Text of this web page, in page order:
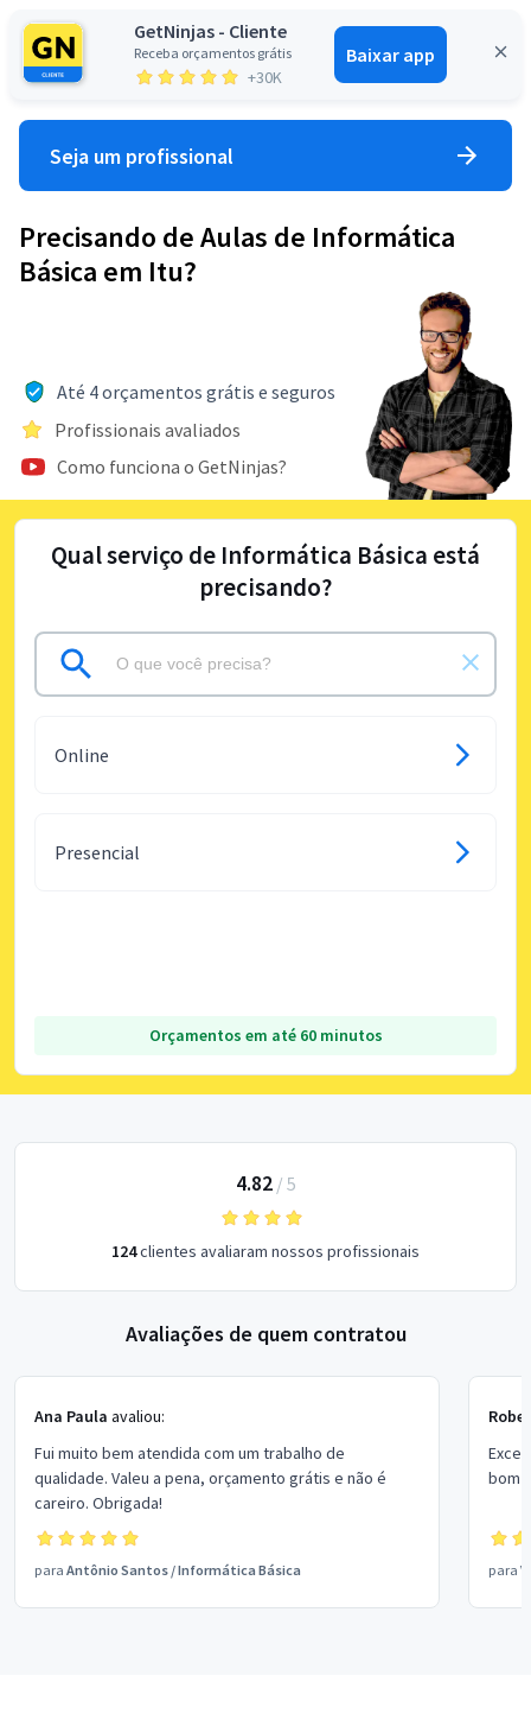
GetNinjas - Cliente
Receba orçamentos grátis
+30K
Baixar app
Entrar
Seja um profissional
Precisando de Aulas de Informática
Básica em Itu?
Até 4 orçamentos grátis e seguros
Profissionais avaliados
Como funciona o GetNinjas?
Qual serviço de Informática Básica está
precisando?
Online
Presencial
Orçamentos em até 60 minutos
4.82/ 5
124clientes avaliaram nossos profissionais
Avaliações de quem contratou
Ana Paula avaliou:
Fui muito bem atendida com um trabalho de
qualidade. Valeu a pena, orçamento grátis e não é
careiro. Obrigada!
para Antônio Santos /Informática Básica
bom
para